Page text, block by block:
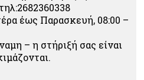
έως Παρασκευή, 08:00 –
– η στήριξή σας είναι